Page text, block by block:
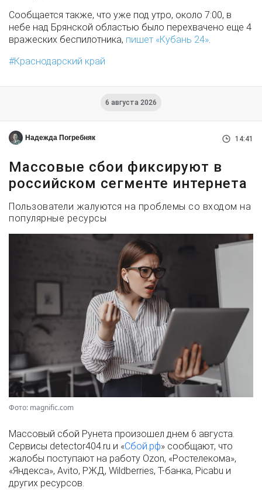
Сообщается также, что уже под утро, около 7:00, в
небе над Брянской областью было перехвачено еще 4
вражеских беспилотника, пишет «Кубань 24».
Краснодарский край
6 августа 2026
Надежда Погребняк 14:41
Массовые сбои фиксируют в
российском сегменте интернета
Пользователи жалуются на проблемы со входом на
популярные ресурсы
Фото: magnific.com
Массовый сбой Рунета произошел днем 6 августа.
Сервисы detector404.ru и «Сбой.рф» сообщают, что
жалобы поступают на работу Ozon, «Ростелекома»,
«Яндекса», Avito, РЖД, Wildberries, Т-банка, Picabu и
других ресурсов.